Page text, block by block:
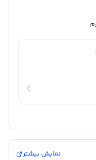
نمایش بیشتر